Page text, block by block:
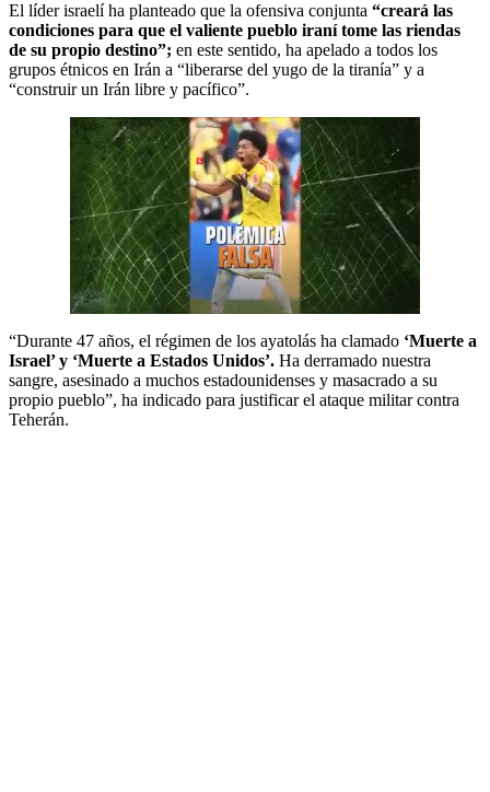
El líder israelí ha planteado que la ofensiva conjunta “creará las
condiciones para que el valiente pueblo iraní tome las riendas
de su propio destino”; en este sentido, ha apelado a todos los
grupos étnicos en Irán a “liberarse del yugo de la tiranía” y a
“construir un Irán libre y pacífico”.
“Durante 47 años, el régimen de los ayatolás ha clamado ‘Muerte a
Israel’ y ‘Muerte a Estados Unidos’. Ha derramado nuestra
sangre, asesinado a muchos estadounidenses y masacrado a su
propio pueblo”, ha indicado para justificar el ataque militar contra
Teherán.